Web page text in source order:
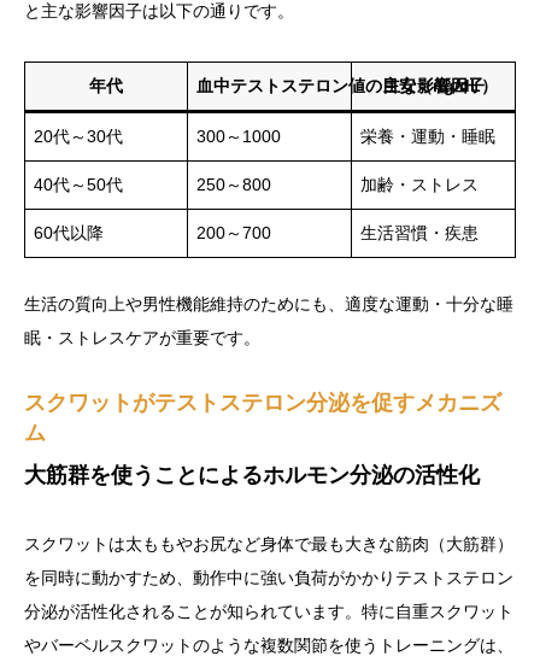
と主な影響因子は以下の通りです。
年代 血中テストステロン値の目安（ng/dL）
主な影響因子
20代～30代 300～1000 栄養・運動・睡眠
40代～50代 250～800 加齢・ストレス
60代以降 200～700 生活習慣・疾患
生活の質向上や男性機能維持のためにも、適度な運動・十分な睡
眠・ストレスケアが重要です。
スクワットがテストステロン分泌を促すメカニズ
ム
大筋群を使うことによるホルモン分泌の活性化
スクワットは太ももやお尻など身体で最も大きな筋肉（大筋群）
を同時に動かすため、動作中に強い負荷がかかりテストステロン
分泌が活性化されることが知られています。特に自重スクワット
やバーベルスクワットのような複数関節を使うトレーニングは、